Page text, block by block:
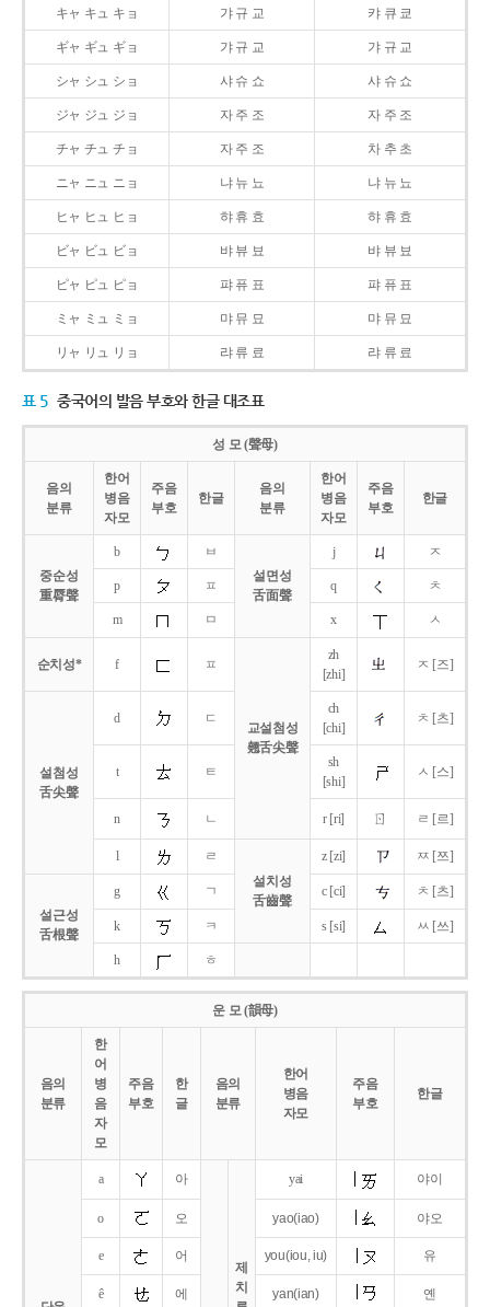
キャ キュ キョ 갸 규 교 캬 큐 쿄
ギャ ギュ ギョ 갸 규 교 갸 규 교
シャ シュ ショ 샤 슈 쇼 샤 슈 쇼
ジャ ジュ ジョ 자 주 조 자 주 조
チャ チュ チョ 자 주 조 차 추 초
ニャ ニュ ニョ 냐 뉴 뇨 냐 뉴 뇨
ヒャ ヒュ ヒョ 햐 휴 효 햐 휴 효
ビャ ビュ ビョ 뱌 뷰 뵤 뱌 뷰 뵤
ピャ ピュ ピョ 퍄 퓨 표 퍄 퓨 표
ミャ ミュ ミョ 먀 뮤 묘 먀 뮤 묘
リャ リュ リョ 랴 류 료 랴 류 료
표 5 중국어의 발음 부호와 한글 대조표
성 모 (聲母)
음의
분류
한어
병음
자모
주음
부호
한글
음의
분류
한어
병음
자모
주음
부호
한글
중순성
重脣聲
b
ㅂ
설면성
舌面聲
j ㅈ
p ㅍ q ㅊ
m ㅁ x ㅅ
순치성* f ㅍ
교설첨성
翹舌尖聲
zh
[zhi]
ㅈ [즈]
설첨성
舌尖聲
d ㄷ
ch
[chi]
ㅊ [츠]
t ㅌ
sh
[shi]
ㅅ [스]
n ㄴ r [ri] ㄖ ㄹ [르]
l
ㄹ
설치성
舌齒聲
z [zi] ㅉ [쯔]
설근성
舌根聲
g ㄱ c [ci] ㅊ [츠]
k ㅋ s [si] ㅆ [쓰]
h ㅎ
운 모 (韻母)
음의
분류
한
어
병
음
자
모
주음
부호
한
글
음의
분류
한어
병음
자모
주음
부호
한글
a 아
제
치
yai 야이
o 오 yao(iao) 야오
e 어 you(iou,iu) 유
ê 에 yan(ian) 옌